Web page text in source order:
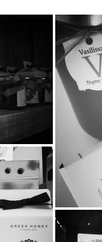
ξεχωριστή
μικρούς